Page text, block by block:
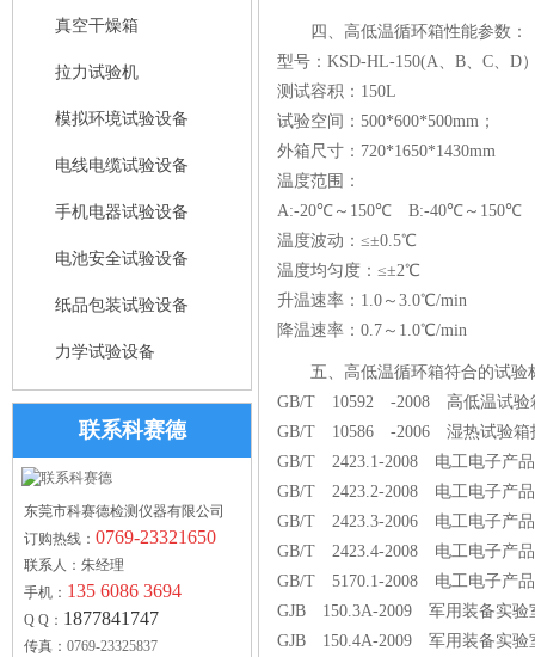
真空干燥箱
拉力试验机
模拟环境试验设备
电线电缆试验设备
手机电器试验设备
电池安全试验设备
纸品包装试验设备
力学试验设备
联系科赛德
东莞市科赛德检测仪器有限公司
订购热线： 0769-23321650
联系人：朱经理
手机： 135 6086 3694
Q Q： 1877841747
传真： 0769-23325837
四、高低温循环箱性能参数：
型号：KSD-HL-150(A、B、C、D
测试容积：150L
试验空间：500*600*500mm；
外箱尺寸：720*1650*1430mm
温度范围：
A:-20℃～150℃ B:-40℃～
温度波动：≤±0.5℃
温度均匀度：≤±2℃
升温速率：1.0～3.0℃/min
降温速率：0.7～1.0℃/min
五、高低温循环箱符合的试验
GB/T 10592 -2008 高低温试验
GB/T 10586 -2006 湿热试验箱
GB/T 2423.1-2008 电工电子产
GB/T 2423.2-2008 电工电子产
GB/T 2423.3-2006 电工电子产
GB/T 2423.4-2008 电工电子产
GB/T 5170.1-2008 电工电子产
GJB 150.3A-2009 军用装备实
GJB 150.4A-2009 军用装备实